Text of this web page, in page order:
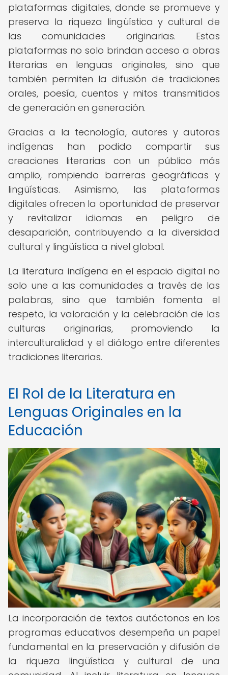
plataformas digitales, donde se promueve y
preserva la riqueza lingüística y cultural de
las comunidades originarias. Estas
plataformas no solo brindan acceso a obras
literarias en lenguas originales, sino que
también permiten la difusión de tradiciones
orales, poesía, cuentos y mitos transmitidos
de generación en generación.
Gracias a la tecnología, autores y autoras
indígenas han podido compartir sus
creaciones literarias con un público más
amplio, rompiendo barreras geográficas y
lingüísticas. Asimismo, las plataformas
digitales ofrecen la oportunidad de preservar
y revitalizar idiomas en peligro de
desaparición, contribuyendo a la diversidad
cultural y lingüística a nivel global.
La literatura indígena en el espacio digital no
solo une a las comunidades a través de las
palabras, sino que también fomenta el
respeto, la valoración y la celebración de las
culturas originarias, promoviendo la
interculturalidad y el diálogo entre diferentes
tradiciones literarias.
El Rol de la Literatura en
Lenguas Originales en la
Educación
La incorporación de textos autóctonos en los
programas educativos desempeña un papel
fundamental en la preservación y difusión de
la riqueza lingüística y cultural de una